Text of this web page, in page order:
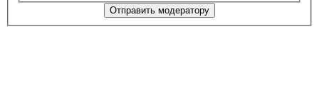
Отправить модератору